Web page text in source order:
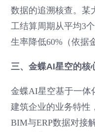
数据的追溯核查。某
工结算周期从平均3
生率降低60%（依据
三、金蝶AI星空的核
金蝶AI星空基于一体
建筑企业的业务特性
BIM与ERP数据对接